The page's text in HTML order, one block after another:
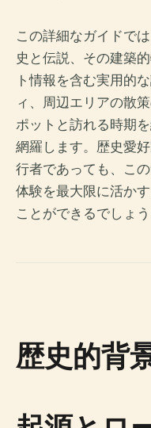
この詳細なガイドで
史と伝説、その建築
ト情報を含む実用的
ィ、周辺エリアの散
ポットと訪れる時期
網羅します。歴史愛
行者であっても、こ
体験を最大限に活か
ことができるでしょう
歴史的背